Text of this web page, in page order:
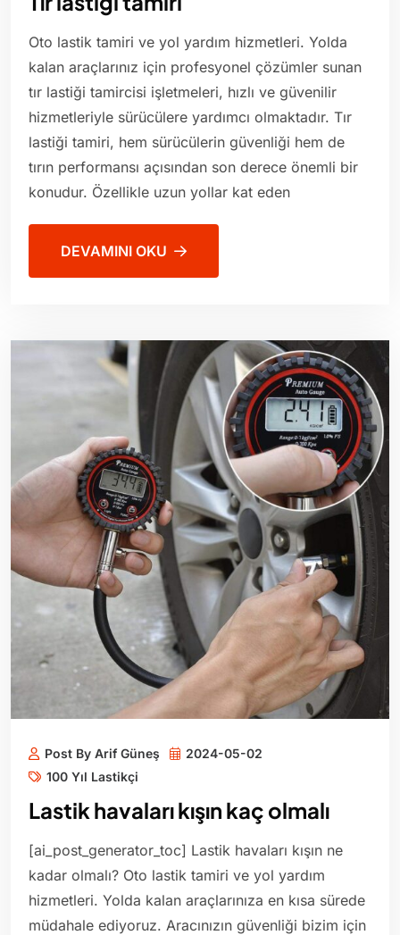
Oto lastik tamiri ve yol yardım hizmetleri. Yolda
kalan araçlarınız için profesyonel çözümler sunan
tır lastiği tamircisi işletmeleri, hızlı ve güvenilir
hizmetleriyle sürücülere yardımcı olmaktadır. Tır
lastiği tamiri, hem sürücülerin güvenliği hem de
tırın performansı açısından son derece önemli bir
konudur. Özellikle uzun yollar kat eden
DEVAMINI OKU
Post By Arif Güneş
2024-05-02
100 Yıl Lastikçi
Lastik havaları kışın kaç olmalı
[ai_post_generator_toc] Lastik havaları kışın ne
kadar olmalı? Oto lastik tamiri ve yol yardım
hizmetleri. Yolda kalan araçlarınıza en kısa sürede
müdahale ediyoruz. Aracınızın güvenliği bizim için